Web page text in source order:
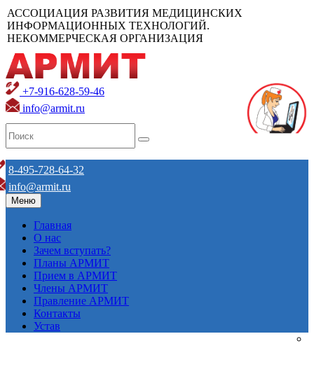
АССОЦИАЦИЯ РАЗВИТИЯ МЕДИЦИНСКИХ
ИНФОРМАЦИОННЫХ ТЕХНОЛОГИЙ.
НЕКОММЕРЧЕСКАЯ ОРГАНИЗАЦИЯ
+7-916-628-59-46
info@armit.ru
8-495-728-64-32
info@armit.ru
Меню
Главная
О нас
Зачем вступать?
Планы АРМИТ
Прием в АРМИТ
Члены АРМИТ
Правление АРМИТ
Контакты
Устав